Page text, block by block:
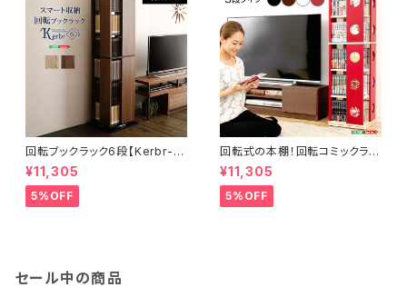
回転ブックラック6段【Kerbr-ケ
ルブル-】 KBR-6
¥11,305
5%OFF
回転式の本棚！回転コミックラッ
ク（5段タイプ）【SWK-5】（本
棚 回転 コミック） SWK-5
¥11,305
5%OFF
セール中の商品